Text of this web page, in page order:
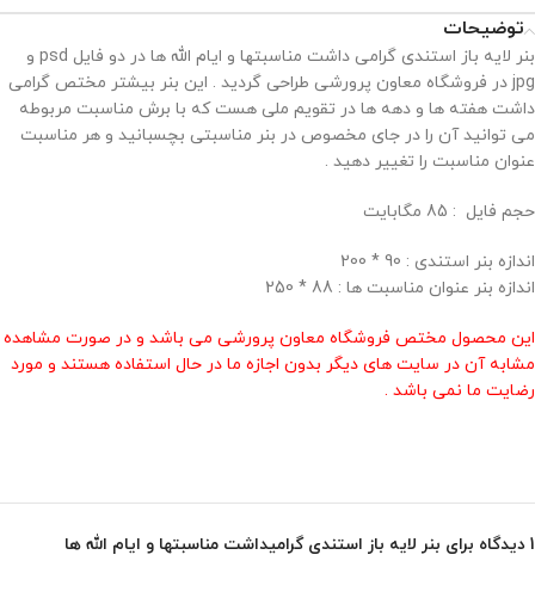
توضیحات
بنر لایه باز استندی گرامی داشت مناسبتها و ایام الله ها در دو فایل psd و
jpg در فروشگاه معاون پرورشی طراحی گردید . این بنر بیشتر مختص گرامی
داشت هفته ها و دهه ها در تقویم ملی هست که با برش مناسبت مربوطه
می توانید آن را در جای مخصوص در بنر مناسبتی بچسبانید و هر مناسبت
عنوان مناسبت را تغییر دهید .
حجم فايل : 85 مگابايت
اندازه بنر استندی : 90 * 200
اندازه بنر عنوان مناسبت ها : 88 * 250
این محصول مختص فروشگاه معاون پرورشی می باشد و در صورت مشاهده
مشابه آن در سایت های دیگر بدون اجازه ما در حال استفاده هستند و مورد
رضایت ما نمی باشد .
1 دیدگاه برای بنر لایه باز استندی گرامیداشت مناسبتها و ایام الله ها